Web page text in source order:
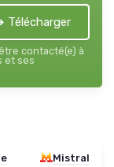
Télécharger
contacté(e) à
et ses
Mistral